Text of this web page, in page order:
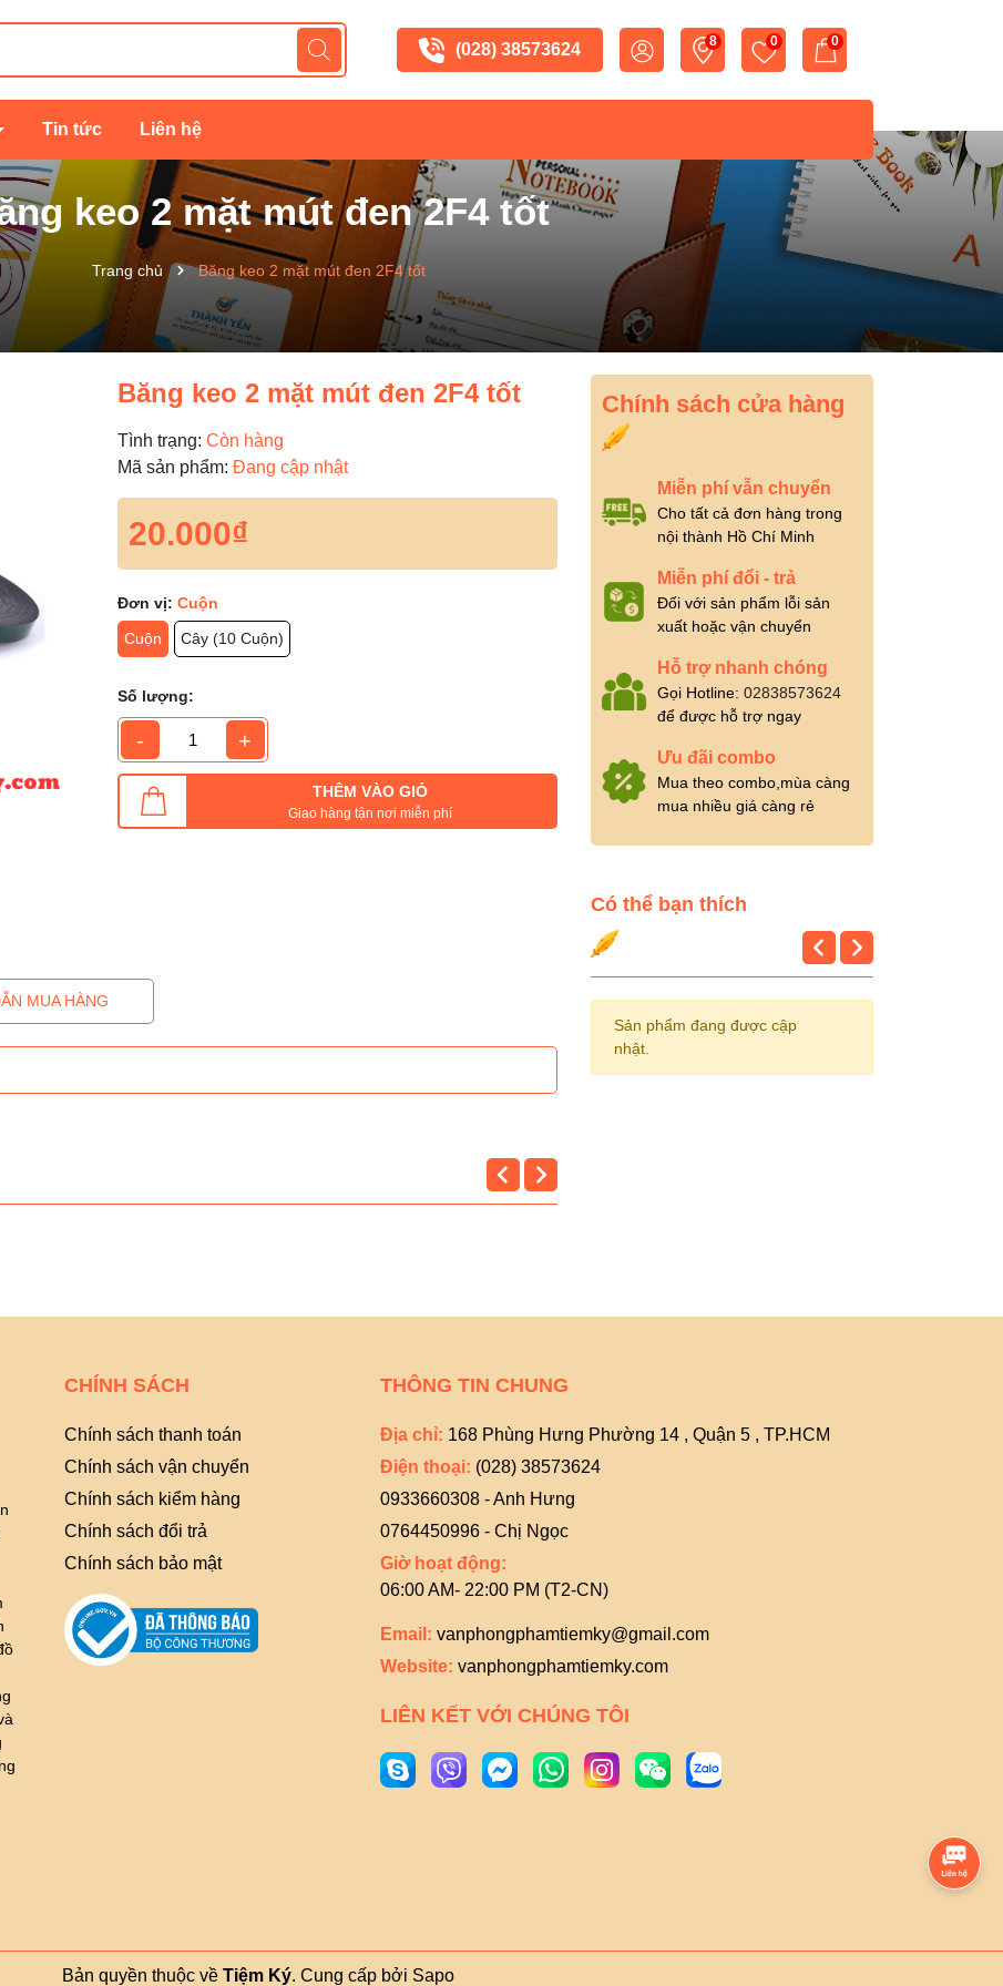
(028) 38573624 8 0 0
Tin tức Liên hệ
keo 2 mặt mút đen 2F4 tốt
Trang chủ Băng keo 2 mặt mút đen 2F4 tốt
Băng keo 2 mặt mút đen 2F4 tốt
Tình trạng: Còn hàng
Mã sản phẩm: Đang cập nhật
20.000₫
Đơn vị: Cuộn
Cuộn
Cây (10 Cuộn)
Số lượng:
- +
THÊM VÀO GIỎ
Giao hàng tận nơi miễn phí
MUA HÀNG
Chính sách cửa hàng
Miễn phí vẫn chuyển
Cho tất cả đơn hàng trong
nội thành Hồ Chí Minh
Miễn phí đổi - trả
Đối với sản phẩm lỗi sản
xuất hoặc vận chuyển
Hỗ trợ nhanh chóng
Gọi Hotline: 02838573624
để được hỗ trợ ngay
Ưu đãi combo
Mua theo combo,mùa càng
mua nhiều giá càng rẻ
Có thể bạn thích
Sản phẩm đang được cập
nhật.
CHÍNH SÁCH
Chính sách thanh toán
Chính sách vận chuyển
Chính sách kiểm hàng
Chính sách đổi trả
Chính sách bảo mật
THÔNG TIN CHUNG
Địa chỉ: 168 Phùng Hưng Phường 14 , Quận 5 , TP.HCM
Điện thoại: (028) 38573624
0933660308 - Anh Hưng
0764450996 - Chị Ngọc
Giờ hoạt động:
06:00 AM- 22:00 PM (T2-CN)
Email: vanphongphamtiemky@gmail.com
Website: vanphongphamtiemky.com
LIÊN KẾT VỚI CHÚNG TÔI
Bản quyền thuộc về Tiệm Ký. Cung cấp bởi Sapo